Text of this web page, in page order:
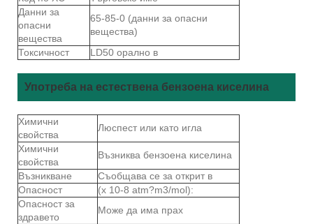
Данни за
опасни
вещества
65-85-0 (данни за опасни
вещества)
Токсичност
LD50 орално в
Употреба на естествена бензоена киселина
Химични
свойства
Люспест или като игла
Химични
свойства
Възниква бензоена киселина
Възникване
Съобщава се за открит в
Опасност
(x 10-8 atm?m3/mol):
Опасност за
здравето
Може да има прах